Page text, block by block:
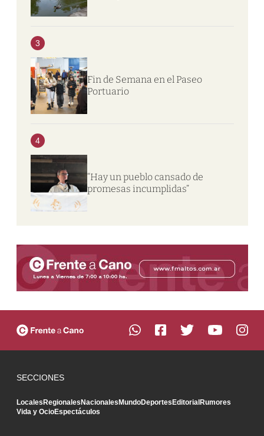
3
Fin de Semana en el Paseo
Portuario
4
“Hay un pueblo cansado de
promesas incumplidas”
SECCIONES
LocalesRegionalesNacionalesMundoDeportesEditorialRumores
Vida y OcioEspectáculos